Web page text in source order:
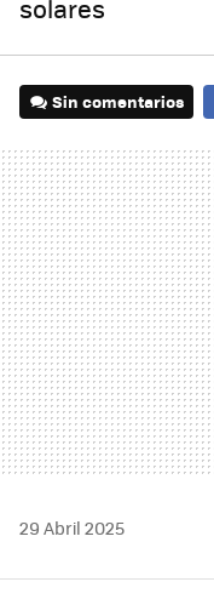
solares
Sin comentarios
29 Abril 2025